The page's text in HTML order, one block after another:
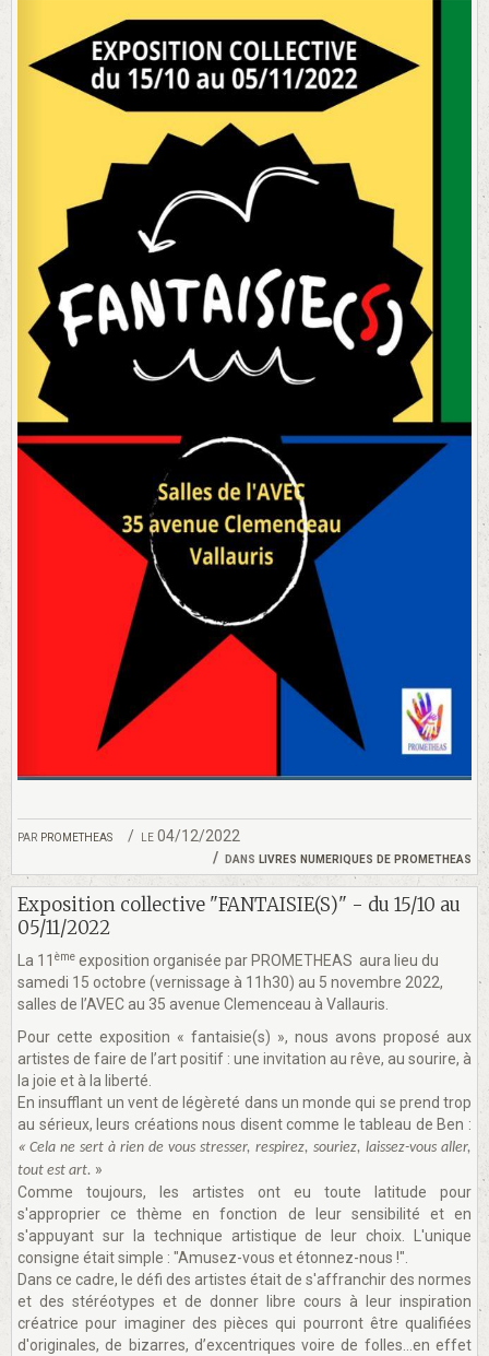
par prometheas
le 04/12/2022
dans livres numeriques de prometheas
Exposition collective "FANTAISIE(S)" - du 15/10 au
05/11/2022
La 11 ème exposition organisée par PROMETHEAS aura lieu du
samedi 15 octobre (vernissage à 11h30) au 5 novembre 2022,
salles de l’AVEC au 35 avenue Clemenceau à Vallauris.
Pour cette exposition « fantaisie(s) », nous avons proposé aux
artistes de faire de l’art positif : une invitation au rêve, au sourire, à
la joie et à la liberté.
En insufflant un vent de légèreté dans un monde qui se prend trop
au sérieux, leurs créations nous disent comme le tableau de Ben :
« Cela ne sert à rien de vous stresser, respirez, souriez, laissez-vous aller,
tout est art. »
Comme toujours, les artistes ont eu toute latitude pour
s'approprier ce thème en fonction de leur sensibilité et en
s'appuyant sur la technique artistique de leur choix. L'unique
consigne était simple : "Amusez-vous et étonnez-nous !".
Dans ce cadre, le défi des artistes était de s'affranchir des normes
et des stéréotypes et de donner libre cours à leur inspiration
créatrice pour imaginer des pièces qui pourront être qualifiées
d'originales, de bizarres, d’excentriques voire de folles…en effet